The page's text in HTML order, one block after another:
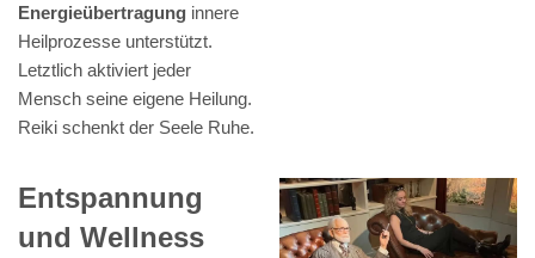
Energieübertragung innere
Heilprozesse unterstützt.
Letztlich aktiviert jeder
Mensch seine eigene Heilung.
Reiki schenkt der Seele Ruhe.
Entspannung
und Wellness